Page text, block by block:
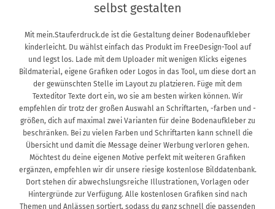
selbst gestalten
Mit mein.Stauferdruck.de ist die Gestaltung deiner Bodenaufkleber
kinderleicht. Du wählst einfach das Produkt im FreeDesign-Tool auf
und legst los. Lade mit dem Uploader mit wenigen Klicks eigenes
Bildmaterial, eigene Grafiken oder Logos in das Tool, um diese dort an
der gewünschten Stelle im Layout zu platzieren. Füge mit dem
Texteditor Texte dort ein, wo sie am besten wirken können. Wir
empfehlen dir trotz der großen Auswahl an Schriftarten, -farben und -
größen, dich auf maximal zwei Varianten für deine Bodenaufkleber zu
beschränken. Bei zu vielen Farben und Schriftarten kann schnell die
Übersicht und damit die Message deiner Werbung verloren gehen.
Möchtest du deine eigenen Motive perfekt mit weiteren Grafiken
ergänzen, empfehlen wir dir unsere riesige kostenlose Bilddatenbank.
Dort stehen dir abwechslungsreiche Illustrationen, Vorlagen oder
Hintergründe zur Verfügung. Alle kostenlosen Grafiken sind nach
Themen und Anlässen sortiert, sodass du ganz schnell die passenden